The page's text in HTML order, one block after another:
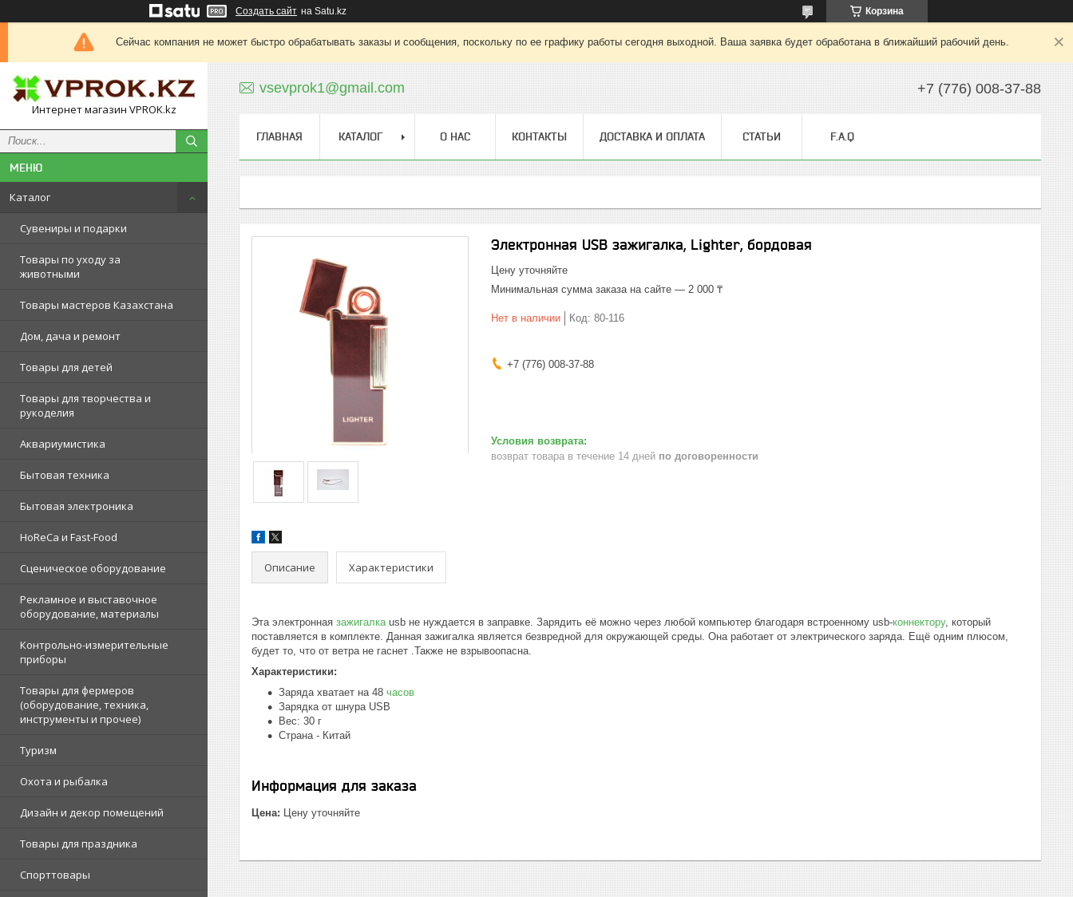
Создать сайт на Satu.kz Корзина
Сейчас компания не может быстро обрабатывать заказы и сообщения, поскольку по ее графику работы сегодня выходной. Ваша заявка будет обработана в ближайший рабочий день.
Интернет магазин VPROK.kz
Каталог
Сувениры и подарки
Товары по уходу за
животными
Товары мастеров Казахстана
Дом, дача и ремонт
Товары для детей
Товары для творчества и
рукоделия
Аквариумистика
Бытовая техника
Бытовая электроника
HoReCa и Fast-Food
Сценическое оборудование
Рекламное и выставочное
оборудование, материалы
Контрольно-измерительные
приборы
Товары для фермеров
(оборудование, техника,
инструменты и прочее)
Туризм
Охота и рыбалка
Дизайн и декор помещений
Товары для праздника
Спорттовары
vsevprok1@gmail.com +7 (776) 008-37-88
ГЛАВНАЯ КАТАЛОГ О НАС КОНТАКТЫ ДОСТАВКА И ОПЛАТА СТАТЬИ F.A.Q
Электронная USB зажигалка, Lighter, бордовая
Цену уточняйте
Минимальная сумма заказа на сайте — 2 000 ₸
Нет в наличии Код: 80-116
+7 (776) 008-37-88
возврат товара в течение 14 дней по договоренности
Описание Характеристики
Эта электронная зажигалкаusb не нуждается в заправке. Зарядить её можно через любой компьютер благодаря встроенному usb-коннектору, который
поставляется в комплекте. Данная зажигалка является безвредной для окружающей среды. Она работает от электрического заряда. Ещё одним плюсом,
будет то, что от ветра не гаснет .Также не взрывоопасна.
Характеристики:
Заряда хватает на 48 часов
Зарядка от шнура USB
Вес: 30 г
Страна - Китай
Информация для заказа
Цена: Цену уточняйте